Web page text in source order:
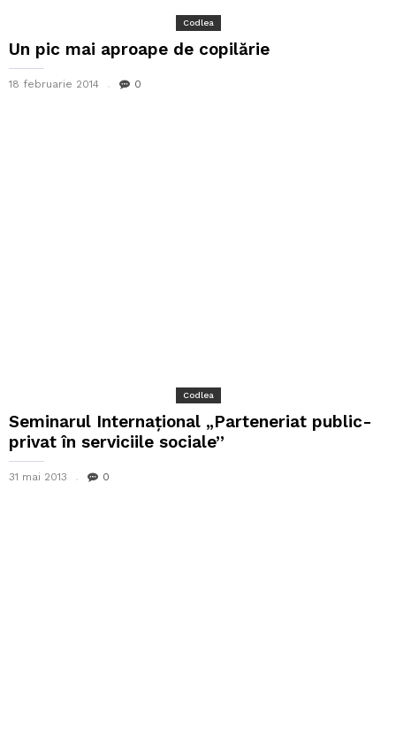
Codlea
Un pic mai aproape de copilărie
18 februarie 2014 0
Codlea
Seminarul Internaţional „Parteneriat public-
privat în serviciile sociale”
31 mai 2013 0